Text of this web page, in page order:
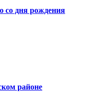
со дня рождения
районе